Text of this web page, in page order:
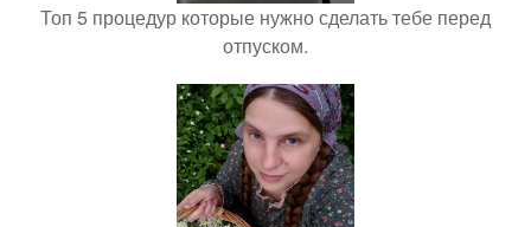
Топ 5 процедур которые нужно сделать тебе перед
отпуском.